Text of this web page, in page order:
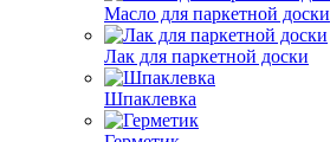
Масло для паркетной доски
Лак для паркетной доски
Шпаклевка